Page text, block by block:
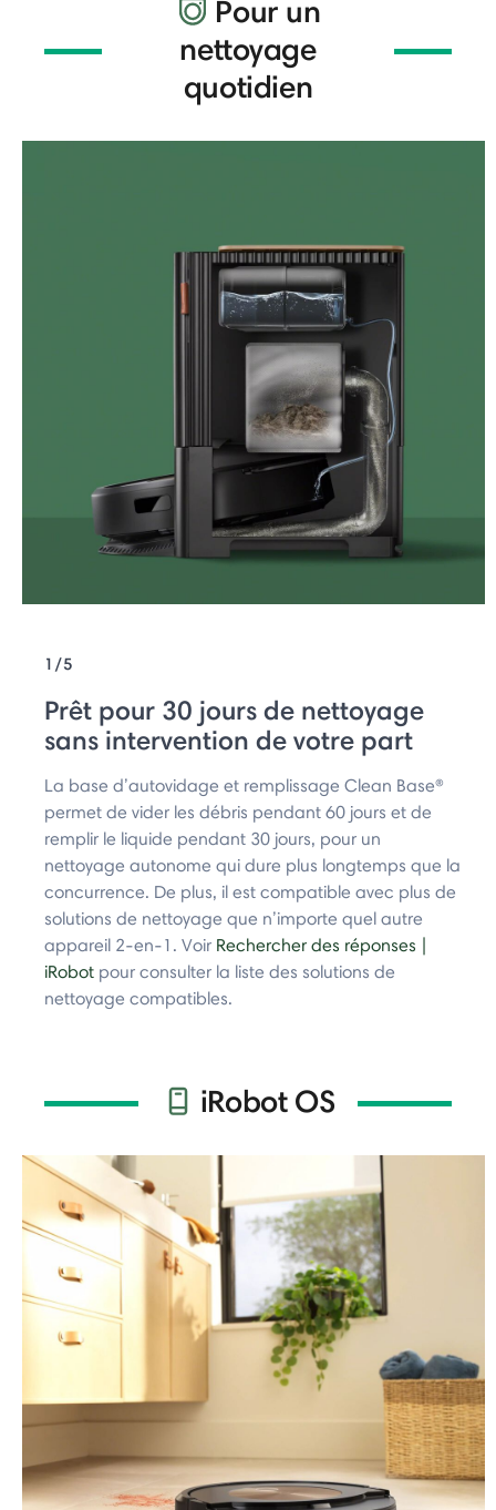
Pour un
nettoyage
quotidien
1/5
Prêt pour 30 jours de nettoyage
sans intervention de votre part
La base d’autovidage et remplissage Clean Base®
permet de vider les débris pendant 60 jours et de
remplir le liquide pendant 30 jours, pour un
nettoyage autonome qui dure plus longtemps que la
concurrence. De plus, il est compatible avec plus de
solutions de nettoyage que n’importe quel autre
appareil 2-en-1. Voir Rechercher des réponses |
iRobot pour consulter la liste des solutions de
nettoyage compatibles.
iRobot OS